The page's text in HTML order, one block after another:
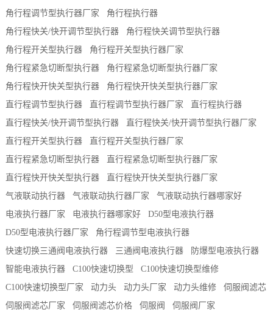
角行程调节型执行器厂家
角行程执行器
角行程快关/快开调节型执行器
角行程快关调节型执行器
角行程开关型执行器
角行程开关型执行器厂家
角行程紧急切断型执行器
角行程紧急切断型执行器厂家
角行程快开快关型执行器
角行程快开快关型执行器厂家
直行程调节型执行器
直行程调节型执行器厂家
直行程执行器
直行程快关/快开调节型执行器
直行程快关/快开调节型执行器厂家
直行程开关型执行器
直行程开关型执行器厂家
直行程紧急切断型执行器
直行程紧急切断型执行器厂家
直行程快开快关型执行器
直行程快开快关型执行器厂家
气液联动执行器
气液联动执行器厂家
气液联动执行器哪家好
电液执行器厂家
电液执行器哪家好
D50型电液执行器
D50型电液执行器厂家
角行程调节型电液执行器
快速切换三通阀电液执行器
三通阀电液执行器
防爆型电液执行器
智能电液执行器
C100快速切换型
C100快速切换型维修
C100快速切换型厂家
动力头 动力头厂家 动力头维修
伺服阀滤芯
伺服阀滤芯厂家
伺服阀滤芯价格 伺服阀
伺服阀厂家